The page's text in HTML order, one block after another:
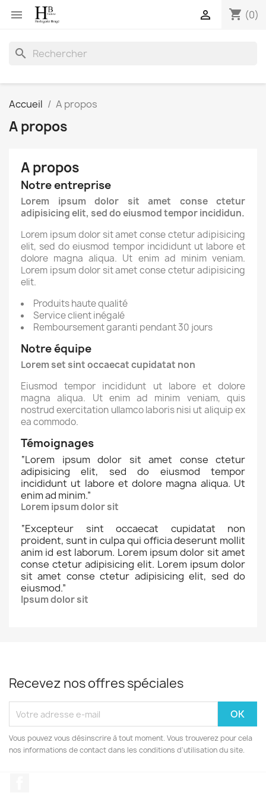
 shopping_cart (0)

search
Accueil A propos
A propos
A propos
Notre entreprise
Lorem ipsum dolor sit amet conse ctetur
adipisicing elit, sed do eiusmod tempor incididun.
Lorem ipsum dolor sit amet conse ctetur adipisicing
elit, sed do eiusmod tempor incididunt ut labore et
dolore magna aliqua. Ut enim ad minim veniam.
Lorem ipsum dolor sit amet conse ctetur adipisicing
elit.
Produits haute qualité
Service client inégalé
Remboursement garanti pendant 30 jours
Notre équipe
Lorem set sint occaecat cupidatat non
Eiusmod tempor incididunt ut labore et dolore
magna aliqua. Ut enim ad minim veniam, quis
nostrud exercitation ullamco laboris nisi ut aliquip ex
ea commodo.
Témoignages
“Lorem ipsum dolor sit amet conse ctetur
adipisicing elit, sed do eiusmod tempor
incididunt ut labore et dolore magna aliqua. Ut
enim ad minim.”
Lorem ipsum dolor sit
“Excepteur sint occaecat cupidatat non
proident, sunt in culpa qui officia deserunt mollit
anim id est laborum. Lorem ipsum dolor sit amet
conse ctetur adipisicing elit. Lorem ipsum dolor
sit amet conse ctetur adipisicing elit, sed do
eiusmod.”
Ipsum dolor sit
Recevez nos offres spéciales
Vous pouvez vous désinscrire à tout moment. Vous trouverez pour cela
nos informations de contact dans les conditions d'utilisation du site.